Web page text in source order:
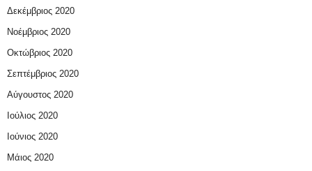
Δεκέμβριος 2020
Νοέμβριος 2020
Οκτώβριος 2020
Σεπτέμβριος 2020
Αύγουστος 2020
Ιούλιος 2020
Ιούνιος 2020
Μάιος 2020